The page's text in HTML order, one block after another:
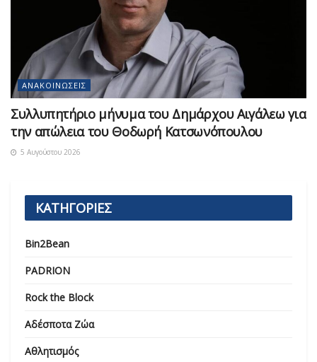
ΑΝΑΚΟΙΝΏΣΕΙΣ
Συλλυπητήριο μήνυμα του Δημάρχου Αιγάλεω για
την απώλεια του Θοδωρή Κατσωνόπουλου
5 Αυγούστου 2026
ΚΑΤΗΓΟΡΙΕΣ
Bin2Bean
PADRION
Rock the Block
Αδέσποτα Ζώα
Αθλητισμός